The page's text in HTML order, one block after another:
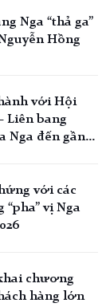
Nga “thả ga”
Hồng
với Hội
Liên bang
Nga đến gần
với các
vị Nga
chương
hàng lớn